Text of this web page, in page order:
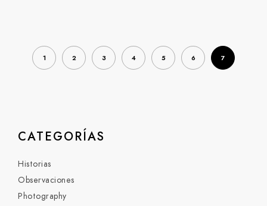
1 2 3 4 5 6 7
CATEGORÍAS
Historias
Observaciones
Photography